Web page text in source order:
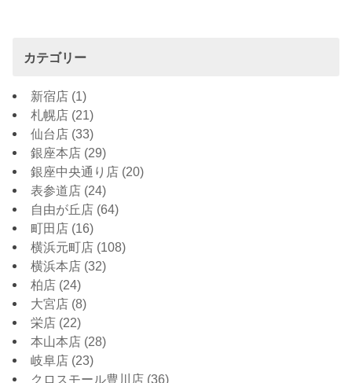
カテゴリー
新宿店 (1)
札幌店 (21)
仙台店 (33)
銀座本店 (29)
銀座中央通り店 (20)
表参道店 (24)
自由が丘店 (64)
町田店 (16)
横浜元町店 (108)
横浜本店 (32)
柏店 (24)
大宮店 (8)
栄店 (22)
本山本店 (28)
岐阜店 (23)
クロスモール豊川店 (36)